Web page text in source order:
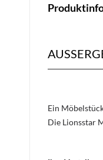
Ein
Die Lionsstar